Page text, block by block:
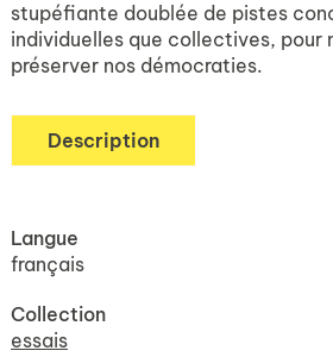
stupéfiante doublée de pistes
individuelles que collectives, pour
préserver nos démocraties.
Description
Langue
français
Collection
essais